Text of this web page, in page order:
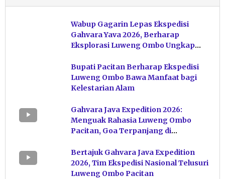
Wabup Gagarin Lepas Ekspedisi
Gahvara Yava 2026, Berharap
Eksplorasi Luweng Ombo Ungkap
Bupati Pacitan Berharap Ekspedisi
Luweng Ombo Bawa Manfaat bagi
Kelestarian Alam
Gahvara Java Expedition 2026:
Menguak Rahasia Luweng Ombo
Pacitan, Goa Terpanjang di
Bertajuk Gahvara Java Expedition
2026, Tim Ekspedisi Nasional Telusuri
Luweng Ombo Pacitan